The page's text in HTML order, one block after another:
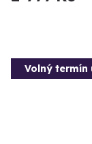
Volný termín